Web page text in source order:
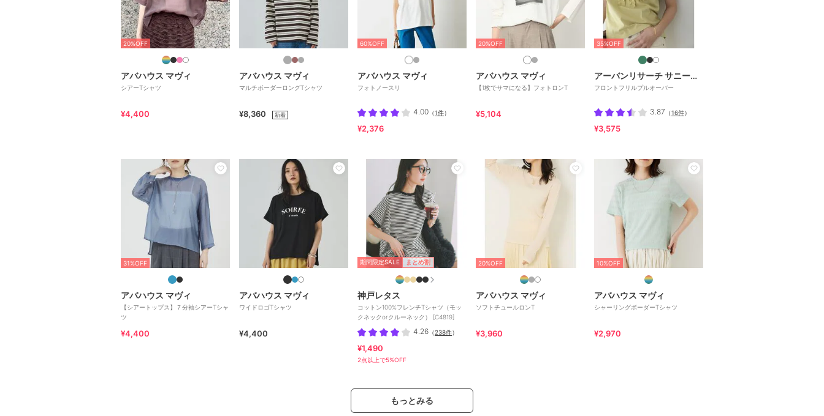
20%OFF
アバハウス マヴィ
シアーTシャツ
¥4,400
アバハウス マヴィ
マルチボーダーロングTシャツ
¥8,360 新着
60%OFF
アバハウス マヴィ
フォトノースリ
4.00 （1件）
¥2,376
20%OFF
アバハウス マヴィ
【1枚でサマになる】フォトロンT
¥5,104
35%OFF
アーバンリサーチ サニーレーベル
フロントフリルプルオーバー
3.87 （16件）
¥3,575
31%OFF
アバハウス マヴィ
【シアートップス】７分袖シアーTシャ
ツ
¥4,400
アバハウス マヴィ
ワイドロゴTシャツ
¥4,400
期間限定SALE まとめ割
神戸レタス
コットン100%フレンチTシャツ（モッ
クネックorクルーネック） [C4819]
4.26 （238件）
¥1,490
2点以上で5%OFF
20%OFF
アバハウス マヴィ
ソフトチュールロンT
¥3,960
10%OFF
アバハウス マヴィ
シャーリングボーダーTシャツ
¥2,970
もっとみる